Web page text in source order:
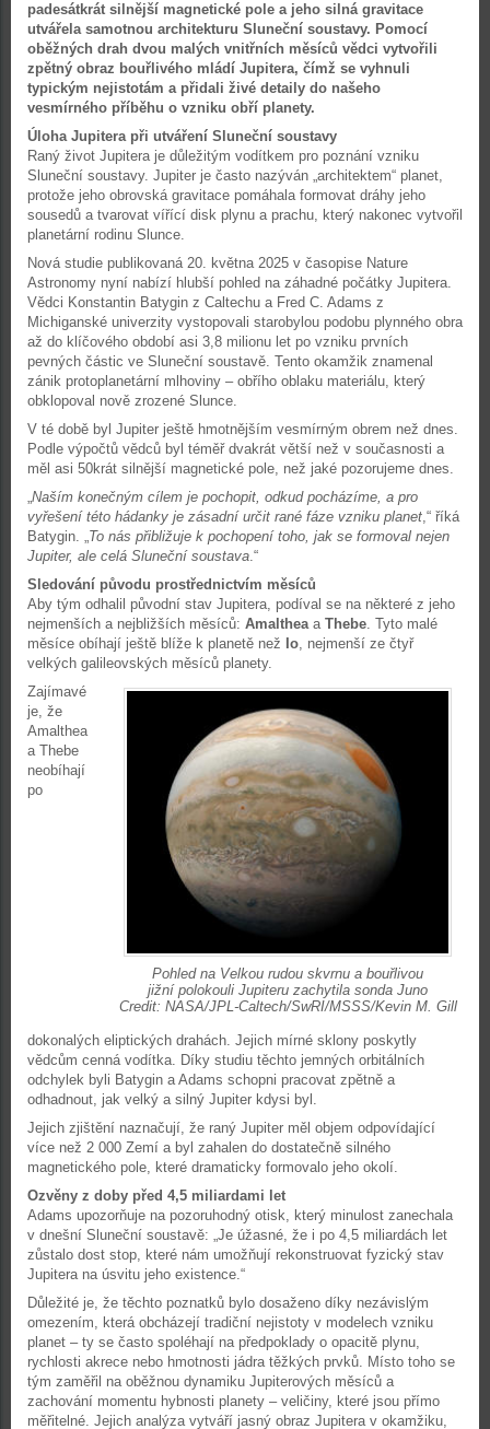
padesátkrát silnější magnetické pole a jeho silná gravitace
utvářela samotnou architekturu Sluneční soustavy. Pomocí
oběžných drah dvou malých vnitřních měsíců vědci vytvořili
zpětný obraz bouřlivého mládí Jupitera, čímž se vyhnuli
typickým nejistotám a přidali živé detaily do našeho
vesmírného příběhu o vzniku obří planety.
Úloha Jupitera při utváření Sluneční soustavy
Raný život Jupitera je důležitým vodítkem pro poznání vzniku
Sluneční soustavy. Jupiter je často nazýván „architektem“ planet,
protože jeho obrovská gravitace pomáhala formovat dráhy jeho
sousedů a tvarovat vířící disk plynu a prachu, který nakonec vytvořil
planetární rodinu Slunce.
Nová studie publikovaná 20. května 2025 v časopise Nature
Astronomy nyní nabízí hlubší pohled na záhadné počátky Jupitera.
Vědci Konstantin Batygin z Caltechu a Fred C. Adams z
Michiganské univerzity vystopovali starobylou podobu plynného obra
až do klíčového období asi 3,8 milionu let po vzniku prvních
pevných částic ve Sluneční soustavě. Tento okamžik znamenal
zánik protoplanetární mlhoviny – obřího oblaku materiálu, který
obklopoval nově zrozené Slunce.
V té době byl Jupiter ještě hmotnějším vesmírným obrem než dnes.
Podle výpočtů vědců byl téměř dvakrát větší než v současnosti a
měl asi 50krát silnější magnetické pole, než jaké pozorujeme dnes.
„Naším konečným cílem je pochopit, odkud pocházíme, a pro
vyřešení této hádanky je zásadní určit rané fáze vzniku planet,“ říká
Batygin. „To nás přibližuje k pochopení toho, jak se formoval nejen
Jupiter, ale celá Sluneční soustava.“
Sledování původu prostřednictvím měsíců
Aby tým odhalil původní stav Jupitera, podíval se na některé z jeho
nejmenších a nejbližších měsíců: Amalthea a Thebe. Tyto malé
měsíce obíhají ještě blíže k planetě než Io, nejmenší ze čtyř
velkých galileovských měsíců planety.
Pohled na Velkou rudou skvrnu a bouřlivou
jižní polokouli Jupiteru zachytila sonda Juno
Credit: NASA/JPL-Caltech/SwRI/MSSS/Kevin M. Gill
Zajímavé
je, že
Amalthea
a Thebe
neobíhají
po
dokonalých eliptických drahách. Jejich mírné sklony poskytly
vědcům cenná vodítka. Díky studiu těchto jemných orbitálních
odchylek byli Batygin a Adams schopni pracovat zpětně a
odhadnout, jak velký a silný Jupiter kdysi byl.
Jejich zjištění naznačují, že raný Jupiter měl objem odpovídající
více než 2 000 Zemí a byl zahalen do dostatečně silného
magnetického pole, které dramaticky formovalo jeho okolí.
Ozvěny z doby před 4,5 miliardami let
Adams upozorňuje na pozoruhodný otisk, který minulost zanechala
v dnešní Sluneční soustavě: „Je úžasné, že i po 4,5 miliardách let
zůstalo dost stop, které nám umožňují rekonstruovat fyzický stav
Jupitera na úsvitu jeho existence.“
Důležité je, že těchto poznatků bylo dosaženo díky nezávislým
omezením, která obcházejí tradiční nejistoty v modelech vzniku
planet – ty se často spoléhají na předpoklady o opacitě plynu,
rychlosti akrece nebo hmotnosti jádra těžkých prvků. Místo toho se
tým zaměřil na oběžnou dynamiku Jupiterových měsíců a
zachování momentu hybnosti planety – veličiny, které jsou přímo
měřitelné. Jejich analýza vytváří jasný obraz Jupitera v okamžiku,